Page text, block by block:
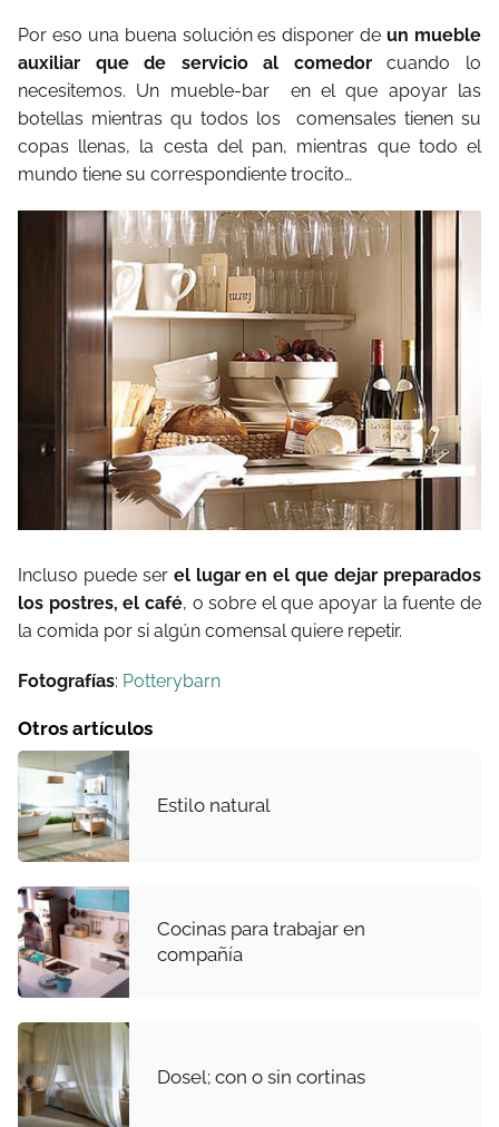
Por eso una buena solución es disponer de un mueble
auxiliar que de servicio al comedorcuando lo
necesitemos. Un mueble-bar en el que apoyar las
botellas mientras qu todos los comensales tienen su
copas llenas, la cesta del pan, mientras que todo el
mundo tiene su correspondiente trocito…
Incluso puede serel lugar en el que dejar preparados
los postres, el café, o sobre el que apoyar la fuente de
la comida por si algún comensal quiere repetir.
Fotografías: Potterybarn
Otros artículos
Estilo natural
Cocinas para trabajar en
compañía
Dosel; con o sin cortinas